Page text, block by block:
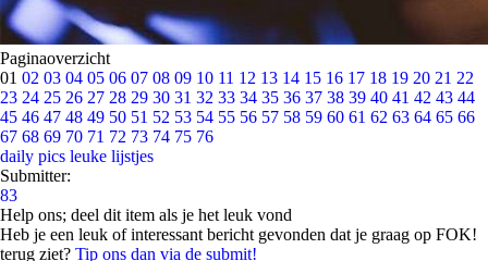
Paginaoverzicht
01 02 03 04 05 06 07 08 09 10 11 12 13 14 15 16 17 18 19 20 21 22
23 24 25 26 27 28 29 30 31 32 33 34 35 36 37 38 39 40 41 42 43 44
45 46 47 48 49 50 51 52 53 54 55 56 57 58 59 60 61 62 63 64 65 66
67 68 69 70 71 72 73 74 75 76
daily pics leuke lijstjes
Submitter:
83
Help ons; deel dit item als je het leuk vond
Heb je een leuk of interessant bericht gevonden dat je graag op FOK!
terug ziet? Tip ons dan via de submit!